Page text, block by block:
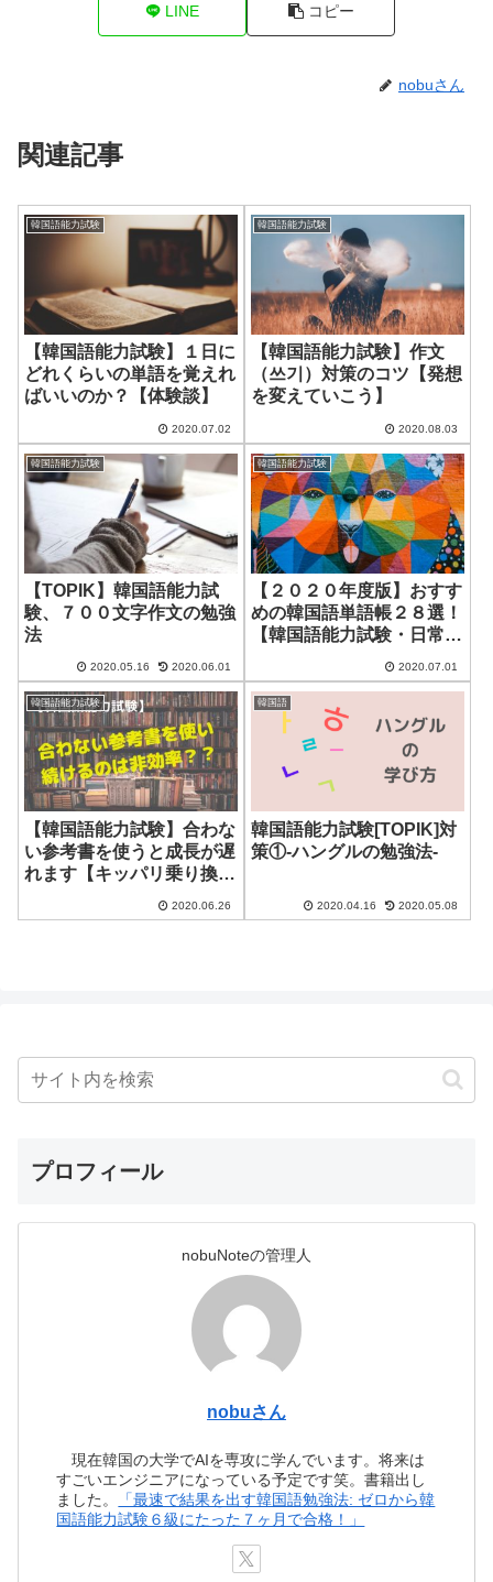
LINE コピー
nobuさん
関連記事
韓国語能力試験
【韓国語能力試験】１日に
どれくらいの単語を覚えれ
ばいいのか？【体験談】
2020.07.02
韓国語能力試験
【韓国語能力試験】作文
（쓰기）対策のコツ【発想
を変えていこう】
2020.08.03
韓国語能力試験
【TOPIK】韓国語能力試
験、７００文字作文の勉強
法
2020.05.16 2020.06.01
韓国語能力試験
【２０２０年度版】おすす
めの韓国語単語帳２８選！
【韓国語能力試験・日常会
2020.07.01
韓国語能力試験
【韓国語能力試験】合わな
い参考書を使うと成長が遅
れます【キッパリ乗り換え
2020.06.26
韓国語
韓国語能力試験[TOPIK]対
策①-ハングルの勉強法-
2020.04.16 2020.05.08
プロフィール
nobuNoteの管理人
nobuさん
現在韓国の大学でAIを専攻に学んでいます。将来は
すごいエンジニアになっている予定です笑。書籍出し
ました。
「最速で結果を出す韓国語勉強法: ゼロから韓
国語能力試験６級にたった７ヶ月で合格！」